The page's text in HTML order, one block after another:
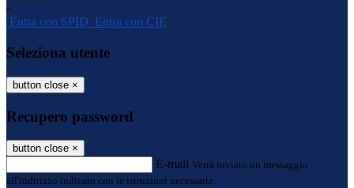
-
Entra con SPID Entra con CIE
Seleziona utente
button close ×
Recupero password
button close ×
E-mail Verrà inviato un messaggio
all'indirizzo indicato con le istruzioni necessarie.